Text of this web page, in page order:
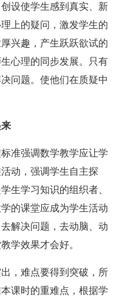
设使学生感到真实、新
上的疑问，激发学生的
兴趣，产生跃跃欲试的
心理的同步发展。只有
问题。使他们在质疑中
准强调数学教学应让学
动，强调学生自主探
生学习知识的组织者、
的课堂应成为学生活动
解决问题，去动脑、动
学效果才会好。
，难点要得到突破，所
课时的重难点，根据学